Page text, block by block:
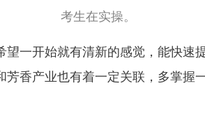
考生在实操。
望一开始就有清新的感觉，能快速
芳香产业也有着一定关联，多掌握